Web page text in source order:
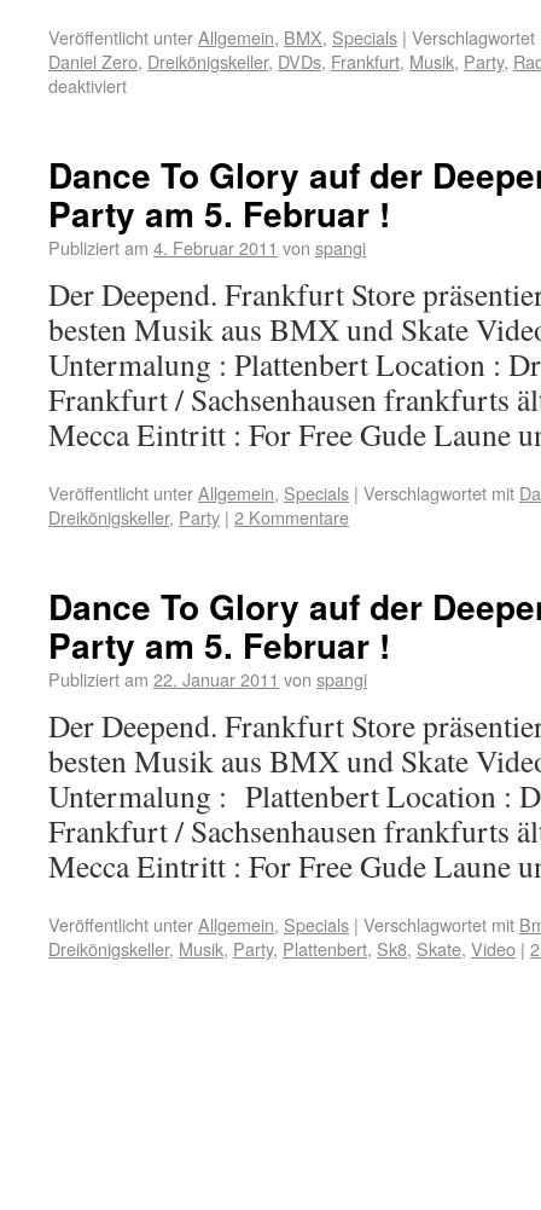
Veröffentlicht unterAllgemein, BMX, Specials | Verschlagwortet
Daniel Zero, Dreikönigskeller, DVDs, Frankfurt, Musik, Party,
deaktiviert
Dance To Glory auf der
Party am 5. Februar !
Publiziert am 4. Februar 2011 von spangi
Der Deepend. Frankfurt Store
besten Musik aus BMX und Skate
Untermalung : Plattenbert Location :
Frankfurt / Sachsenhausen frankfurts
Mecca Eintritt : For Free Gude Laune
Veröffentlicht unterAllgemein, Specials | Verschlagwortet mit
Dreikönigskeller, Party | 2 Kommentare
Dance To Glory auf der
Party am 5. Februar !
Publiziert am 22. Januar 2011 von spangi
Der Deepend. Frankfurt Store
besten Musik aus BMX und Skate
Untermalung : Plattenbert Location :
Frankfurt / Sachsenhausen frankfurts
Mecca Eintritt : For Free Gude Laune
Veröffentlicht unterAllgemein, Specials | Verschlagwortet mit
Dreikönigskeller, Musik, Party, Plattenbert, Sk8, Skate, Video |